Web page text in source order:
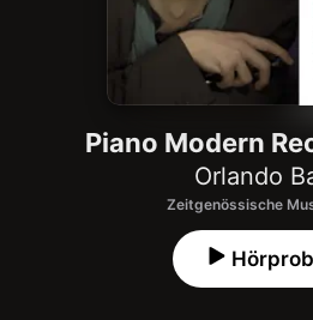
Piano Modern
Orlando
Zeitgenössische